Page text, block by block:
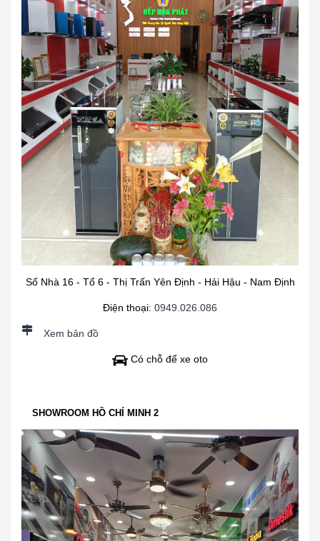
Số Nhà 16 - Tổ 6 - Thị Trấn Yên Định - Hải Hậu - Nam Định
Điện thoại: 0949.026.086
Xem bản đồ
Có chỗ để xe oto
SHOWROOM HỒ CHÍ MINH 2